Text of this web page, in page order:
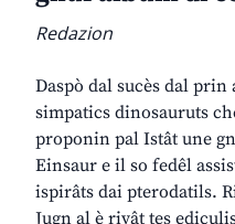
Redazion
Daspò dal sucès dal
simpatics dinosauruts
proponin pal Istât une
Einsaur e il so fedêl
ispirâts dai pterodatils.
Jugn al è rivât tes